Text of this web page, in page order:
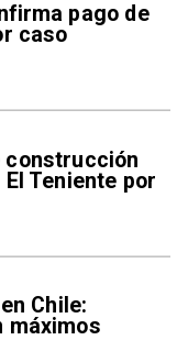
pago de
caso
construcción
Teniente por
Chile:
máximos